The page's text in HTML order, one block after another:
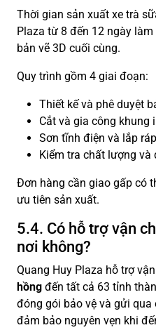
Thời gian sản xuất xe trà
Plaza từ 8 đến 12 ngày
bản vẽ 3D cuối cùng.
Quy trình gồm 4 giai đoạn:
Thiết kế và phê duyệt
Cắt và gia công khung
Sơn tĩnh điện và lắp
Kiểm tra chất lượng và
Đơn hàng cần giao gấp có
ưu tiên sản xuất.
5.4. Có hỗ trợ vận
nơi không?
Quang Huy Plaza hỗ trợ
hồng đến tất cả 63 tỉnh
đóng gói bảo vệ và gửi
đảm bảo nguyên vẹn khi